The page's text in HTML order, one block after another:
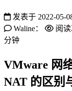
发表于 2022-05-
Waline：
阅读
分钟
VMware 网
NAT 的区别